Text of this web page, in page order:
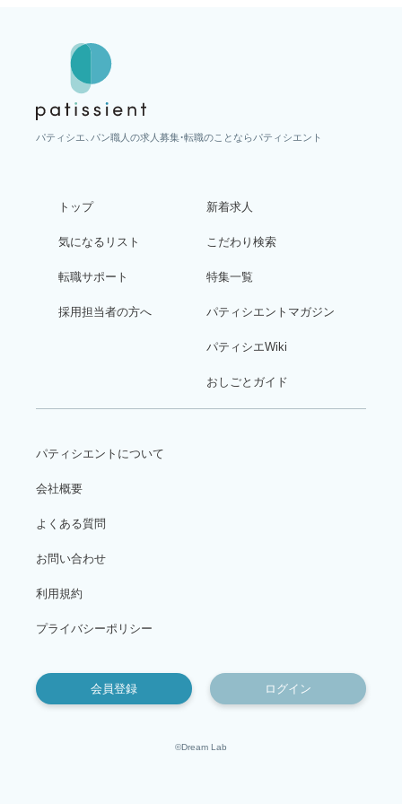
パティシエ、パン職人の求人募集・転職のことならパティシエント
トップ
気になるリスト
転職サポート
採用担当者の方へ
新着求人
こだわり検索
特集一覧
パティシエントマガジン
パティシエWiki
おしごとガイド
パティシエントについて
会社概要
よくある質問
お問い合わせ
利用規約
プライバシーポリシー
会員登録 ログイン
©Dream Lab